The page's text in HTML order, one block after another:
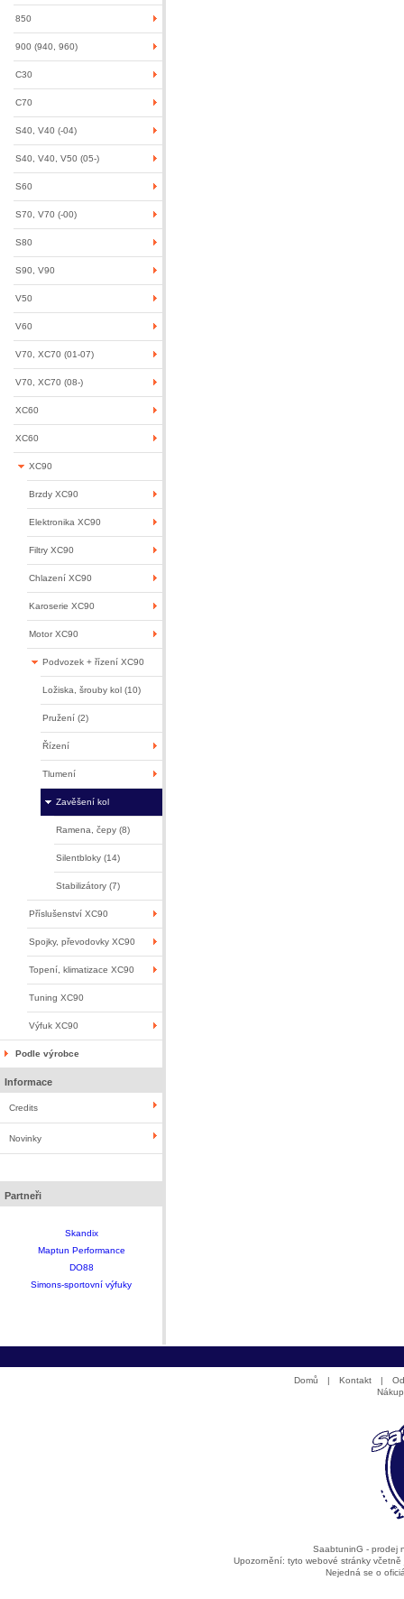
850
900 (940, 960)
C30
C70
S40, V40 (-04)
S40, V40, V50 (05-)
S60
S70, V70 (-00)
S80
S90, V90
V50
V60
V70, XC70 (01-07)
V70, XC70 (08-)
XC60
XC60
XC90
Brzdy XC90
Elektronika XC90
Filtry XC90
Chlazení XC90
Karoserie XC90
Motor XC90
Podvozek + řízení XC90
Ložiska, šrouby kol (10)
Pružení (2)
Řízení
Tlumení
Zavěšení kol
Ramena, čepy (8)
Silentbloky (14)
Stabilizátory (7)
Příslušenství XC90
Spojky, převodovky XC90
Topení, klimatizace XC90
Tuning XC90
Výfuk XC90
Podle výrobce
Informace
Credits
Novinky
Partneři
Skandix
Maptun Performance
DO88
Simons-sportovní výfuky
Domů | Kontakt |
SaabtuninG - prodej
Upozornění: tyto webové stránky
Nejedná se o